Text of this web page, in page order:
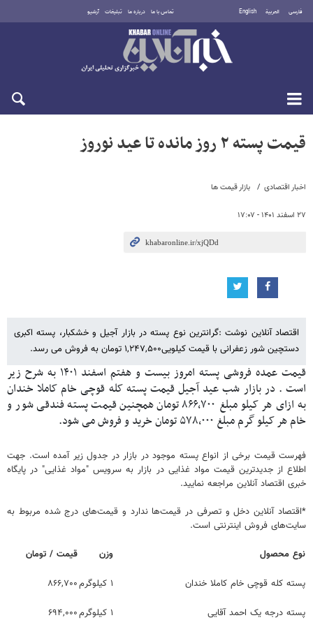
فارسی العربية English تماس با ما درباره ما تبلیغات آرشیو
شنبه ۱۷ مرداد ۱۴۰۵
اخبار اقتصادی بازار قیمت ها
۲۷ اسفند ۱۴۰۱ - ۱۷:۰۷
قیمت پسته ۲ روز مانده تا عید نوروز
اقتصاد آنلاین نوشت :گرانترین نوع پسته در بازار آجیل و خشکبار، پسته اکبری
دستچین شور زعفرانی با قیمت کیلویی۱,۲۴۷,۵۰۰ تومان به فروش می رسد.
قیمت عمده فروشی پسته امروز بیست و هفتم اسفند ۱۴۰۱ به شرح زیر
است . در بازار شب عید آجیل قیمت پسته کله قوچی خام کاملا خندان
به ازای هر کیلو مبلغ ۸۶۶,۷۰۰ تومان همچنین قیمت پسته فندقی شور و
خام هر کیلو گرم مبلغ ۵۷۸,۰۰۰ تومان خرید و فروش می شود.
فهرست قیمت برخی از انواع پسته موجود در بازار در جدول زیر آمده است. جهت
اطلاع از جدیدترین قیمت مواد غذایی در بازار به سرویس "مواد غذایی" در پایگاه
خبری اقتصاد آنلاین مراجعه نمایید.
*اقتصاد آنلاین دخل و تصرفی در قیمت‌ها ندارد و قیمت‌های درج شده مربوط به
سایت‌های فروش اینترنتی است.
نوع محصول وزن قیمت / تومان
پسته کله قوچی خام کاملا خندان ۱ کیلوگرم ۸۶۶,۷۰۰
پسته درجه یک احمد آقایی ۱ کیلوگرم ۶۹۴,۰۰۰